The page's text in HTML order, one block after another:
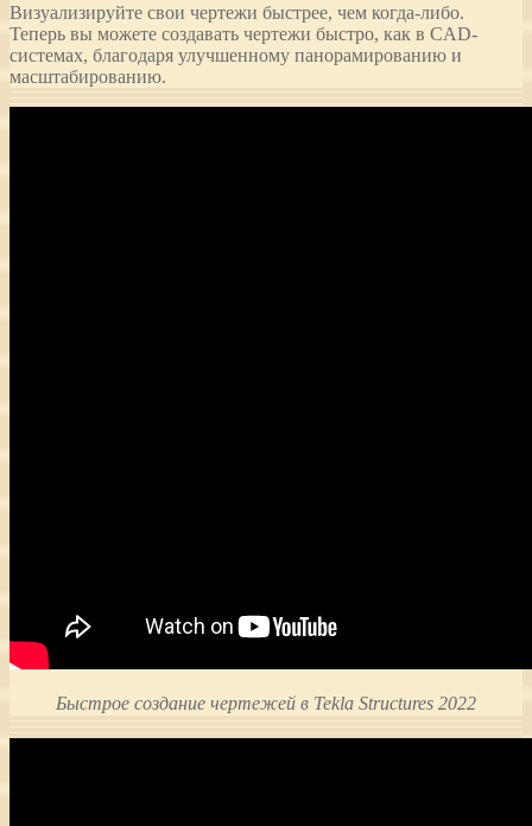
Визуализируйте свои чертежи быстрее, чем когда-либо.
Теперь вы можете создавать чертежи быстро, как в CAD-
системах, благодаря улучшенному панорамированию и
масштабированию.
Быстрое создание чертежей в Tekla Structures 2022